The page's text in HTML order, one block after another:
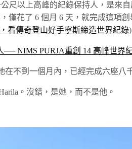
尺以上高峰的紀錄保持人，是來自
僅花了 6 個月 6 天，就完成這項
看傳奇登山好手寧斯締造世界紀錄
── NIMS PURJA重創 14 高峰世界
在不到一個月內，已經完成六座八
。沒錯，是她，而不是他。